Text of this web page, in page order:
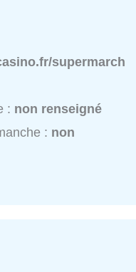
supermarch
: non renseigné
: non